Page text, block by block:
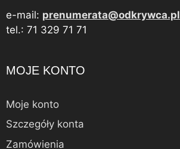
e-mail: prenumerata@odkrywca.pl
tel.: 71 329 71 71
MOJE KONTO
Moje konto
Szczegóły konta
Zamówienia